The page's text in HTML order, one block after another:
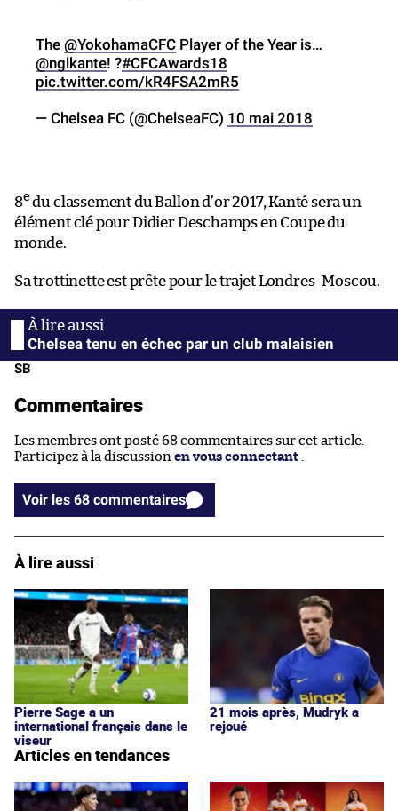
The @YokohamaCFC Player of the Year is…
@nglkante! ?#CFCAwards18
pic.twitter.com/kR4FSA2mR5
— Chelsea FC (@ChelseaFC) 10 mai 2018
8e du classement du Ballon d’or 2017, Kanté sera un
élément clé pour Didier Deschamps en Coupe du
monde.
Sa trottinette est prête pour le trajet Londres-Moscou.
Chelsea tenu en échec par un club malaisien
SB
Commentaires
Les membres ont posté 68 commentaires sur cet article.
Participez à la discussion en vous connectant
Voir les 68 commentaires
À lire aussi
Pierre Sage a un
international français dans le
viseur
21 mois après, Mudryk a
rejoué
Articles en tendances